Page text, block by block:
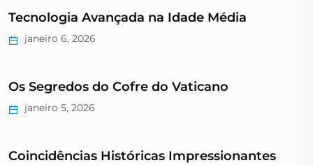
Tecnologia Avançada na Idade Média
janeiro 6, 2026
Os Segredos do Cofre do Vaticano
janeiro 5, 2026
Coincidências Históricas Impressionantes